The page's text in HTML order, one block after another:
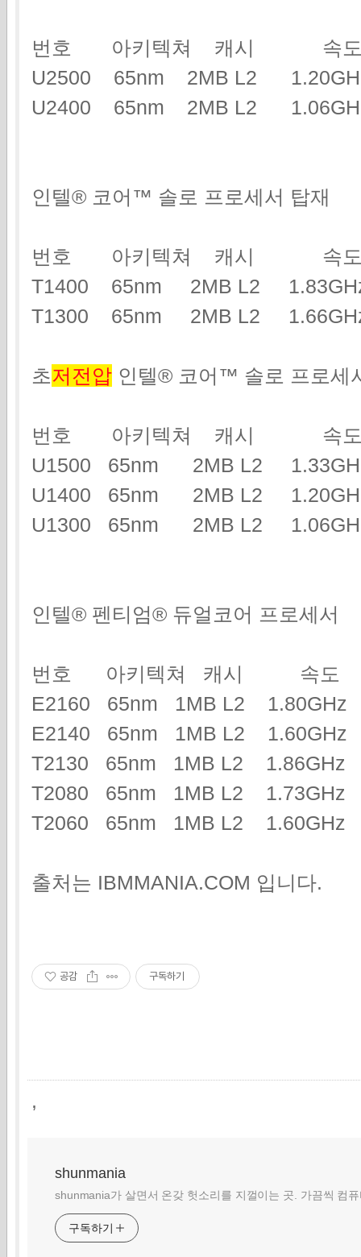
번호 아키텍쳐 캐시 속도
U2500 65nm 2MB L2
U2400 65nm 2MB L2
인텔® 코어™ 솔로 프로세서 탑재
번호 아키텍쳐 캐시 속도
T1400 65nm 2MB L2
T1300 65nm 2MB L2
초저전압 인텔® 코어™ 솔로 프로세
번호 아키텍쳐 캐시 속도
U1500 65nm 2MB L2
U1400 65nm 2MB L2
U1300 65nm 2MB L2
인텔® 펜티엄® 듀얼코어 프로세서
번호 아키텍쳐 캐시 속도
E2160 65nm 1MB L2
E2140 65nm 1MB L2
T2130 65nm 1MB L2
T2080 65nm 1MB L2
T2060 65nm 1MB L2 1.60GHz
출처는 IBMMANIA.COM 입니다.
공감 구독하기
,
shunmania
shunmania가 살면서 온갖 헛소리를 지껄이는 곳. 가끔씩 컴
구독하기